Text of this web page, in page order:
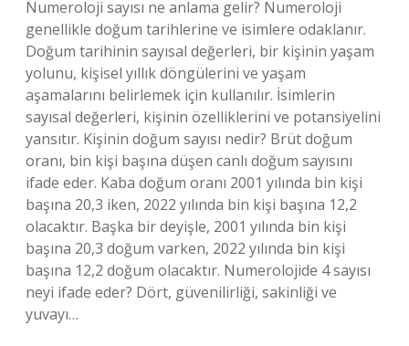
Numeroloji sayısı ne anlama gelir? Numeroloji
genellikle doğum tarihlerine ve isimlere odaklanır.
Doğum tarihinin sayısal değerleri, bir kişinin yaşam
yolunu, kişisel yıllık döngülerini ve yaşam
aşamalarını belirlemek için kullanılır. İsimlerin
sayısal değerleri, kişinin özelliklerini ve potansiyelini
yansıtır. Kişinin doğum sayısı nedir? Brüt doğum
oranı, bin kişi başına düşen canlı doğum sayısını
ifade eder. Kaba doğum oranı 2001 yılında bin kişi
başına 20,3 iken, 2022 yılında bin kişi başına 12,2
olacaktır. Başka bir deyişle, 2001 yılında bin kişi
başına 20,3 doğum varken, 2022 yılında bin kişi
başına 12,2 doğum olacaktır. Numerolojide 4 sayısı
neyi ifade eder? Dört, güvenilirliği, sakinliği ve
yuvayı…